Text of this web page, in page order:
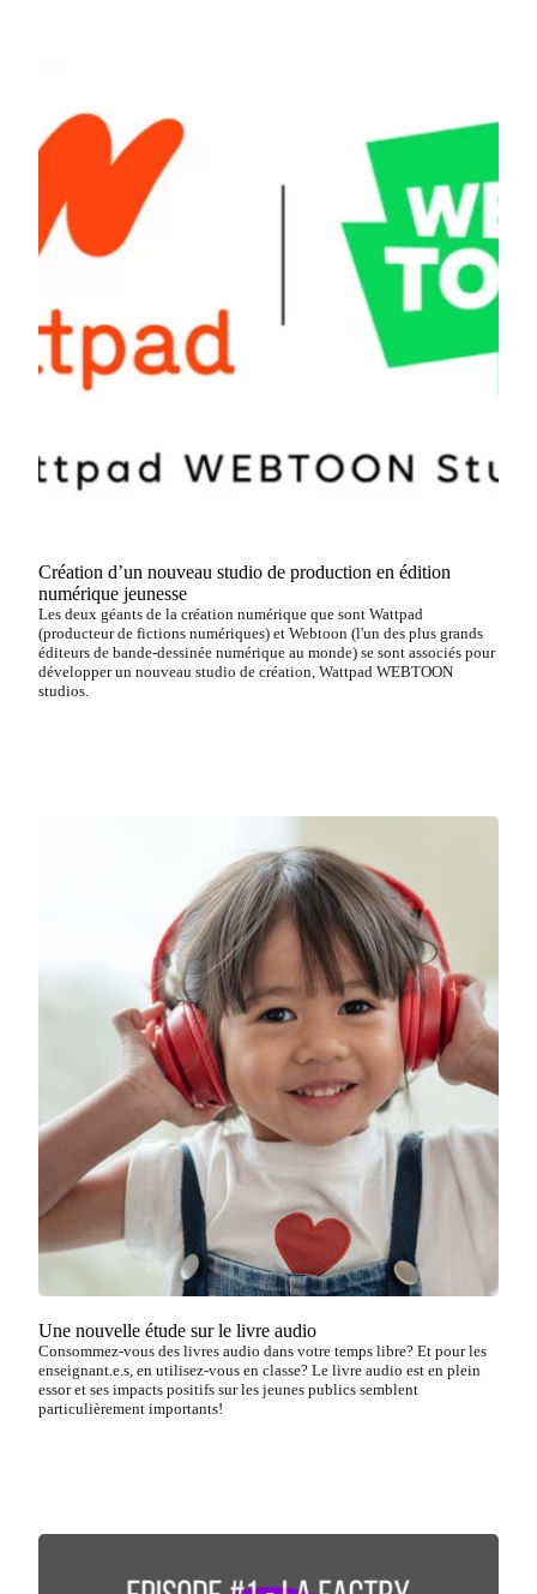
Création d’un nouveau studio de production en édition
numérique jeunesse
Les deux géants de la création numérique que sont Wattpad
(producteur de fictions numériques) et Webtoon (l'un des plus grands
éditeurs de bande-dessinée numérique au monde) se sont associés pour
développer un nouveau studio de création, Wattpad WEBTOON
studios.
Une nouvelle étude sur le livre audio
Consommez-vous des livres audio dans votre temps libre? Et pour les
enseignant.e.s, en utilisez-vous en classe? Le livre audio est en plein
essor et ses impacts positifs sur les jeunes publics semblent
particulièrement importants!